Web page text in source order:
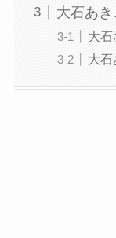
大石あ
大石
大石